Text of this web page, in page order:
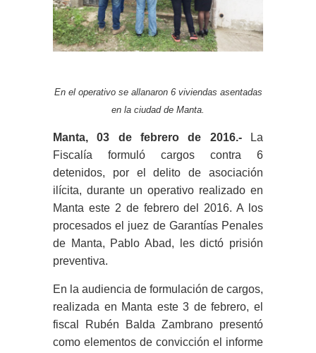
En el operativo se allanaron 6 viviendas asentadas
en la ciudad de Manta.
Manta, 03 de febrero de 2016.-La
Fiscalía formuló cargos contra 6
detenidos, por el delito de asociación
ilícita, durante un operativo realizado en
Manta este 2 de febrero del 2016. A los
procesados el juez de Garantías Penales
de Manta, Pablo Abad, les dictó prisión
preventiva.
En la audiencia de formulación de cargos,
realizada en Manta este 3 de febrero, el
fiscal Rubén Balda Zambrano presentó
como elementos de convicción el informe